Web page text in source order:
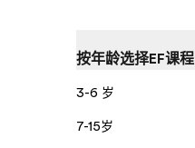
按年龄选择EF课程
3-6 岁
7-15岁